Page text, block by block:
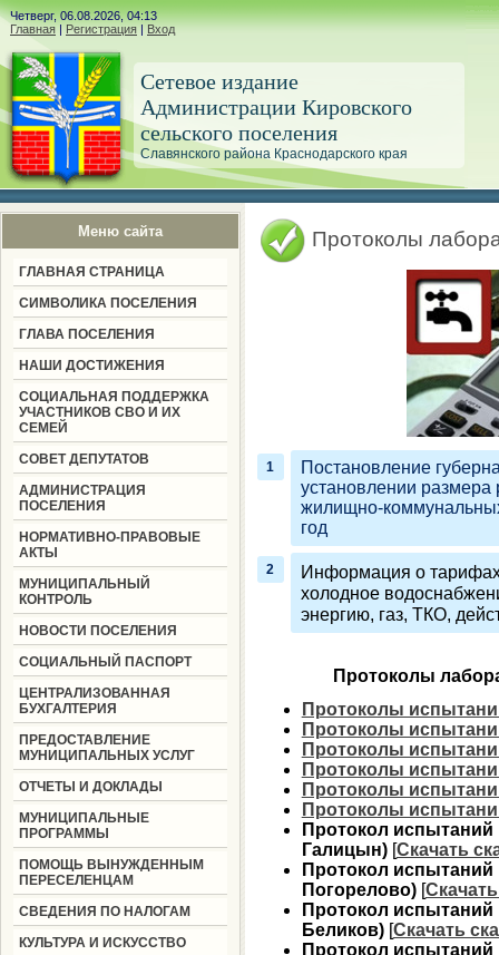
Четверг, 06.08.2026, 04:13
Главная | Регистрация | Вход
Сетевое издание
Администрации Кировского
сельского поселения
Славянского района Краснодарского края
Меню сайта
ГЛАВНАЯ СТРАНИЦА
СИМВОЛИКА ПОСЕЛЕНИЯ
ГЛАВА ПОСЕЛЕНИЯ
НАШИ ДОСТИЖЕНИЯ
СОЦИАЛЬНАЯ ПОДДЕРЖКА
УЧАСТНИКОВ СВО И ИХ
СЕМЕЙ
СОВЕТ ДЕПУТАТОВ
АДМИНИСТРАЦИЯ
ПОСЕЛЕНИЯ
НОРМАТИВНО-ПРАВОВЫЕ
АКТЫ
МУНИЦИПАЛЬНЫЙ
КОНТРОЛЬ
НОВОСТИ ПОСЕЛЕНИЯ
СОЦИАЛЬНЫЙ ПАСПОРТ
ЦЕНТРАЛИЗОВАННАЯ
БУХГАЛТЕРИЯ
ПРЕДОСТАВЛЕНИЕ
МУНИЦИПАЛЬНЫХ УСЛУГ
ОТЧЕТЫ И ДОКЛАДЫ
МУНИЦИПАЛЬНЫЕ
ПРОГРАММЫ
ПОМОЩЬ ВЫНУЖДЕННЫМ
ПЕРЕСЕЛЕНЦАМ
СВЕДЕНИЯ ПО НАЛОГАМ
КУЛЬТУРА И ИСКУССТВО
Протоколы
Постановление
установлении размера
жилищно-
год
Информация о
холодное
энергию, газ, ТКО,
Протоколы
Протоколы
Протоколы
Протоколы
Протоколы
Протоколы
Протоколы
Протокол испытаний
Галицын)[Скачать
Протокол испытаний
Погорелово)[
Протокол испытаний
Беликов)[Скачать
Протокол испытаний